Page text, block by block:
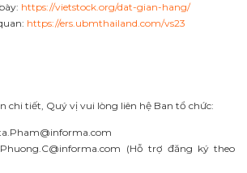
https://vietstock.org/dat-gian-hang/
https://ers.ubmthailand.com/vs23
chi tiết, Quý vị vui lòng liên hệ Ban tổ chức:
Phuong.C@informa.com (Hỗ trợ đăng ký theo